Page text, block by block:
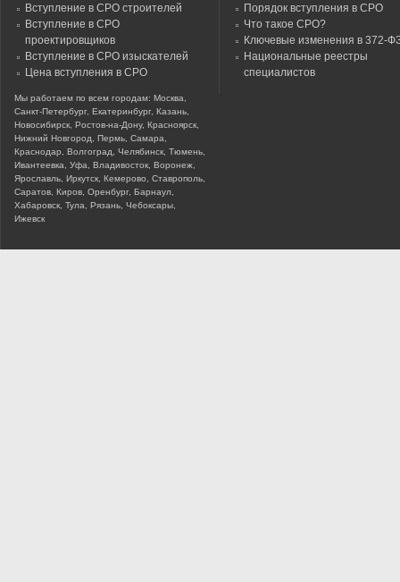
Вступление в СРО строителей
Вступление в СРО
проектировщиков
Вступление в СРО изыскателей
Цена вступления в СРО
Мы работаем по всем городам: Москва,
Санкт-Петербург, Екатеринбург, Казань,
Новосибирск, Ростов-на-Дону, Красноярск,
Нижний Новгород, Пермь, Самара,
Краснодар, Волгоград, Челябинск, Тюмень,
Ивантеевка, Уфа, Владивосток, Воронеж,
Ярославль, Иркутск, Кемерово, Ставрополь,
Саратов, Киров, Оренбург, Барнаул,
Хабаровск, Тула, Рязань, Чебоксары,
Ижевск
Порядок вступления в СРО
Что такое СРО?
Ключевые изменения в 372-
Национальные реестры
специалистов